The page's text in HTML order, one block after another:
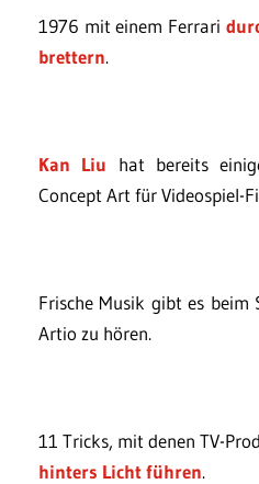
1976 mit einem Ferrari
brettern.
Kan Liu hat bereits
Concept Art für Videospiel-
Frische Musik gibt es beim
Artio zu hören.
11 Tricks, mit denen TV-
hinters Licht führen.